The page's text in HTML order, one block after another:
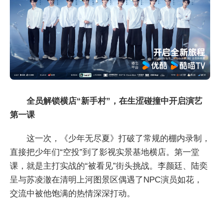
全员解锁横店“新手村” ， 在生涩碰撞中开启演艺
第一课
这一次，《少年无尽夏》打破了常规的棚内录制，
直接把少年们“空投”到了影视实景基地横店。第一堂
课，就是主打实战的“被看见”街头挑战。李颜廷、陆奕
呈与苏凌澈在清明上河图景区偶遇了NPC演员如花，
交流中被他饱满的热情深深打动。